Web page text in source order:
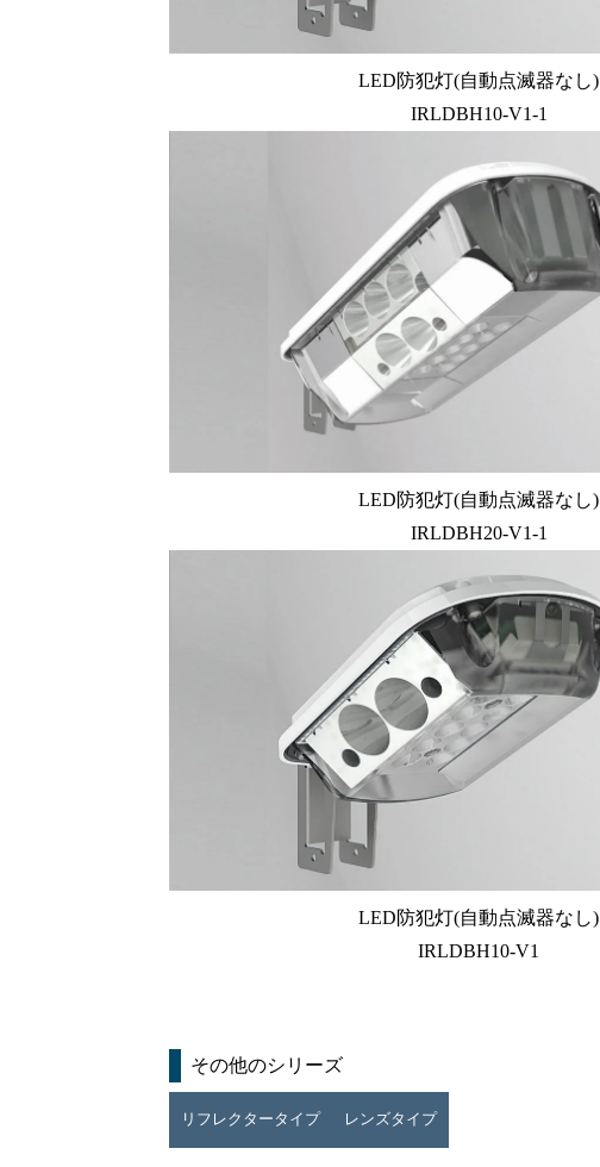
LED防犯灯(自動点滅器なし)
IRLDBH10-V1-1
LED防犯灯(自動点滅器なし)
IRLDBH20-V1-1
LED防犯灯(自動点滅器なし)
IRLDBH10-V1
その他のシリーズ
リフレクタータイプ レンズタイプ